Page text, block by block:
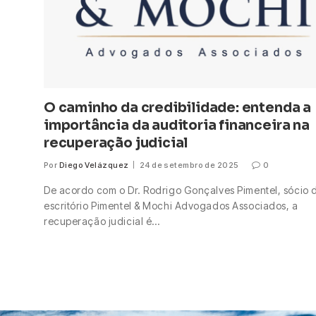
O caminho da credibilidade: entenda a
importância da auditoria financeira na
recuperação judicial
Por Diego Velázquez 24 de setembro de 2025 0
De acordo com o Dr. Rodrigo Gonçalves Pimentel, sócio
escritório Pimentel & Mochi Advogados Associados, a
recuperação judicial é…